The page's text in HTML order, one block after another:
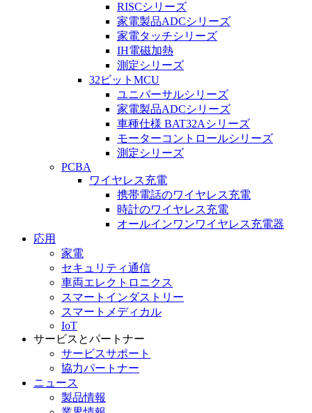
RISCシリーズ
家電製品ADCシリーズ
家電タッチシリーズ
IH電磁加熱
測定シリーズ
32ビットMCU
ユニバーサルシリーズ
家電製品ADCシリーズ
車種仕様 BAT32Aシリーズ
モーターコントロールシリーズ
測定シリーズ
PCBA
ワイヤレス充電
携帯電話のワイヤレス充電
時計のワイヤレス充電
オールインワンワイヤレス充電器
応用
家電
セキュリティ通信
車両エレクトロニクス
スマートインダストリー
スマートメディカル
IoT
サービスとパートナー
サービスサポート
協力パートナー
ニュース
製品情報